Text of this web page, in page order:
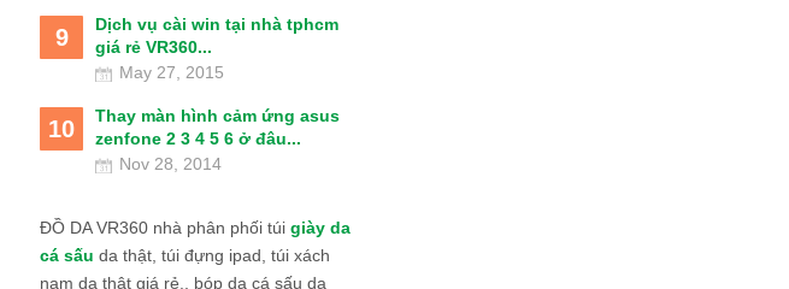
9
Dịch vụ cài win tại nhà tphcm
giá rẻ VR360...
May 27, 2015
10
Thay màn hình cảm ứng asus
zenfone 2 3 4 5 6 ở đâu...
Nov 28, 2014
ĐỒ DA VR360 nhà phân phối túi giày da
cá sấu da thật, túi đựng ipad, túi xách
nam da thật giá rẻ., bóp da cá sấu da